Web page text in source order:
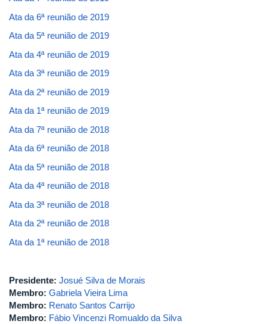
Ata da 6ª reunião de 2019
Ata da 5ª reunião de 2019
Ata da 4ª reunião de 2019
Ata da 3ª reunião de 2019
Ata da 2ª reunião de 2019
Ata da 1ª reunião de 2019
Ata da 7ª reunião de 2018
Ata da 6ª reunião de 2018
Ata da 5ª reunião de 2018
Ata da 4ª reunião de 2018
Ata da 3ª reunião de 2018
Ata da 2ª reunião de 2018
Ata da 1ª reunião de 2018
Presidente: Josué Silva de Morais
Membro: Gabriela Vieira Lima
Membro: Renato Santos Carrijo
Membro: Fábio Vincenzi Romualdo da Silva